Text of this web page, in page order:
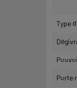
Type
Porte